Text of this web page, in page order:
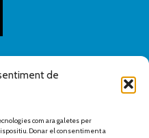
de
com ara galetes per
Donar el consentiment a